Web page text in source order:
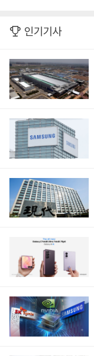
인기기사